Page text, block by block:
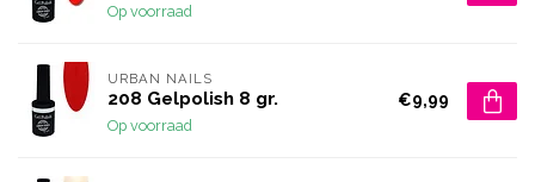
Op voorraad
URBAN NAILS
208 Gelpolish 8 gr.
Op voorraad
€9,99